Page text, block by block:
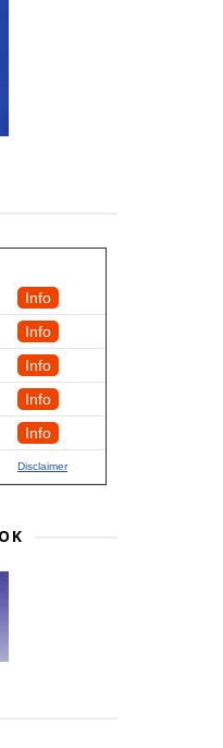
Info
Info
Info
Info
Info
Disclaimer